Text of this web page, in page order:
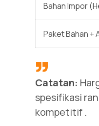
Bahan Impor
Paket Bahan +
Catatan:
spesifikasi
kompetitif .